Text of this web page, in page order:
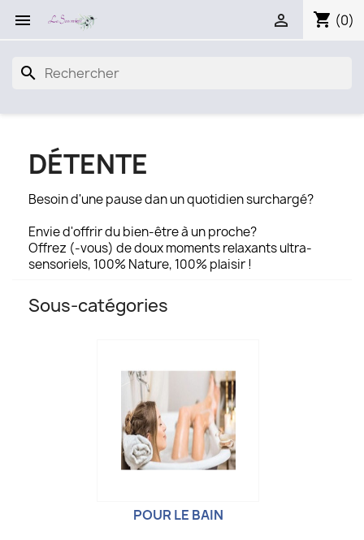
 shopping_cart (0)

search
DÉTENTE
Besoin d'une pause dan un quotidien surchargé?
Envie d'offrir du bien-être à un proche?
Offrez (-vous) de doux moments relaxants ultra-
sensoriels, 100% Nature, 100% plaisir !
Sous-catégories
POUR LE BAIN